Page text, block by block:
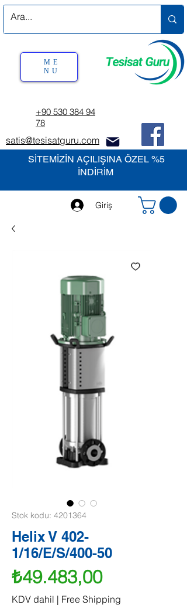
SİTEMİZİN AÇILIŞINA ÖZEL %5
İNDİRİM
+90 530 384 94
78
satis@tesisatguru.com
Giriş
ME
NU
Stok kodu: 4201364
Helix V 402-
1/16/E/S/400-50
₺49.483,00Fiyat
KDV dahil | Free Shipping